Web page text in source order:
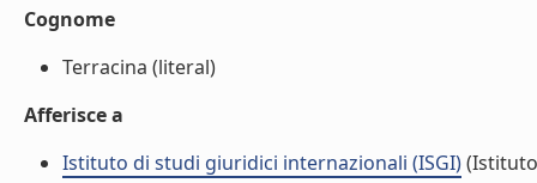
Cognome
Terracina (literal)
Afferisce a
Istituto di studi giuridici internazionali (ISGI)